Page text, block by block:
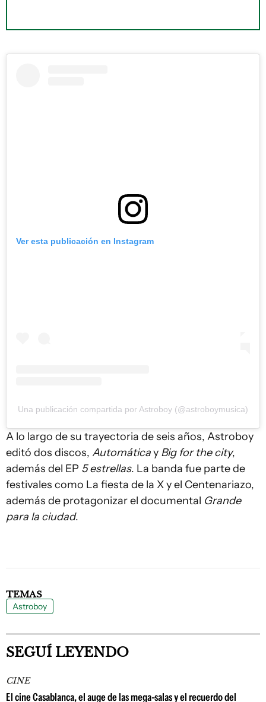
Ver esta publicación en Instagram
Una publicación compartida por Astroboy (@astroboymusica)
A lo largo de su trayectoria de seis años, Astroboy
editó dos discos, Automáticay Big for the city,
además del EP 5 estrellas. La banda fue parte de
festivales como La fiesta de la X y el Centenariazo,
además de protagonizar el documental Grande
para la ciudad.
TEMAS
Astroboy
SEGUÍ LEYENDO
CINE
El cine Casablanca, el auge de las mega-salas y el recuerdo del